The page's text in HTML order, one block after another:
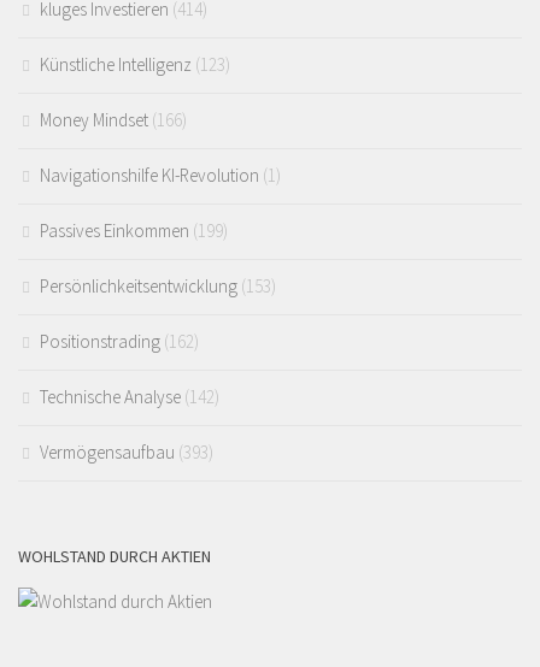
kluges Investieren (414)
Künstliche Intelligenz (123)
Money Mindset (166)
Navigationshilfe KI-Revolution (1)
Passives Einkommen (199)
Persönlichkeitsentwicklung (153)
Positionstrading (162)
Technische Analyse (142)
Vermögensaufbau (393)
WOHLSTAND DURCH AKTIEN